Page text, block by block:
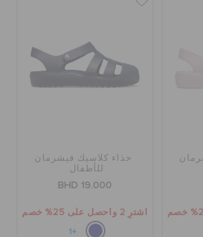
حذاء كلاسيك فيشرمان
للأطفال
BHD 19.000
اشترِ 2 واحصل على 25% خصم
+1